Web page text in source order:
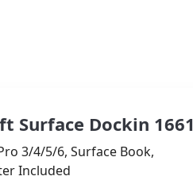
Surface Dockin 1661
3/4/5/6, Surface Book,
Included